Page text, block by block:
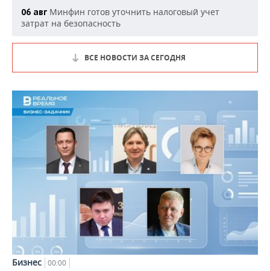
06 авг Минфин готов уточнить налоговый учет
затрат на безопасность
ВСЕ НОВОСТИ ЗА СЕГОДНЯ
Бизнес 00:00